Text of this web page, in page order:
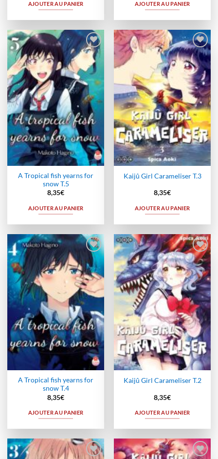
AJOUTER AU PANIER AJOUTER AU PANIER
Ajouter
à la
wishlist
A Tropical fish yearns for
snow T.5
8,35€
AJOUTER AU PANIER
Ajouter
à la
wishlist
Kaijû Girl Carameliser T.3
8,35€
AJOUTER AU PANIER
Ajouter
à la
wishlist
A Tropical fish yearns for
snow T.4
8,35€
AJOUTER AU PANIER
Ajouter
à la
wishlist
Kaijû Girl Carameliser T.2
8,35€
AJOUTER AU PANIER